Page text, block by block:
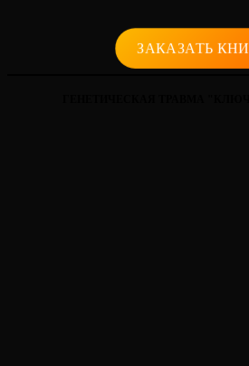
ЗАКАЗАТЬ